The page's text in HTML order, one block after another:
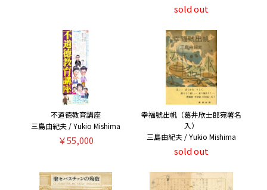
sold out
不道徳教育講座
三島由紀夫 / Yukio Mishima
￥55,000
幸福號出帆（葛井欣士郎宛署名
入）
三島由紀夫 / Yukio Mishima
sold out